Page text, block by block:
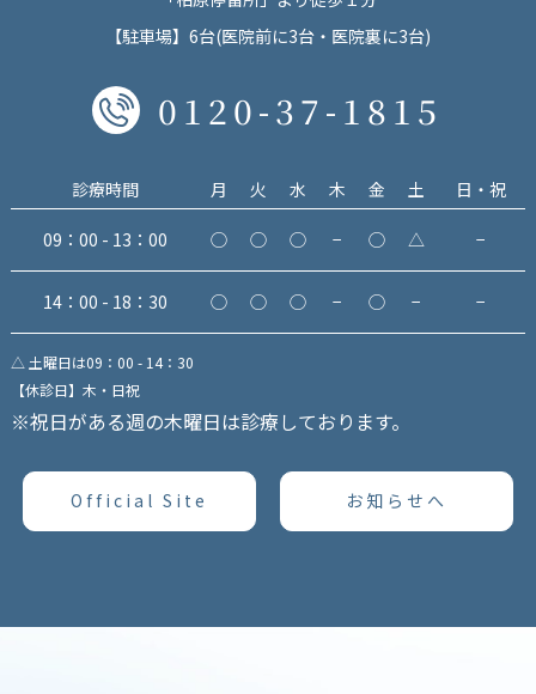
【駐車場】6台(医院前に3台・医院裏に3台)
0120-37-1815
診療時間 月 火 水 木 金 土 日・祝
09：00 - 13：00 ◯ ◯ ◯ − ◯ △ −
14：00 - 18：30 ◯ ◯ ◯ − ◯ − −
△ 土曜日は09：00 - 14：30
【休診日】木・日祝
※祝日がある週の木曜日は診療しております。
Official Site お知らせへ